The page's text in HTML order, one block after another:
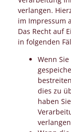
verlangen.
im Impressum
Das Recht auf
in folgenden
Wenn
dies zu
haben